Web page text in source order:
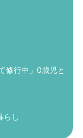
修行中」0歳児と
らし